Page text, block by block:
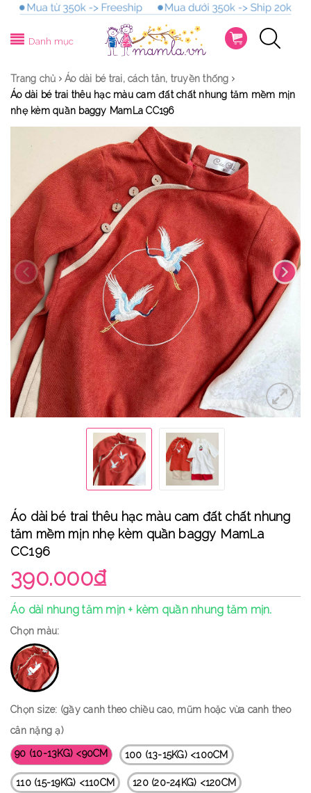
Danh mục
Trang chủ
Áo dài bé trai, cách tân, truyền thống
Áo dài bé trai thêu hạc màu cam đất chất nhung tăm mềm mịn
nhẹ kèm quần baggy MamLa CC196
Áo dài bé trai thêu hạc màu cam đất chất nhung
tăm mềm mịn nhẹ kèm quần baggy MamLa
CC196
390.000₫
Áo dài nhung tăm mịn + kèm quần nhung tăm mịn.
Chọn màu:
Chọn size: (gầy canh theo chiều cao, mũm hoặc vừa canh theo
cân nặng ạ)
90 (10-13KG) <90CM 100 (13-15KG) <100CM
110 (15-19KG) <110CM 120 (20-24KG) <120CM